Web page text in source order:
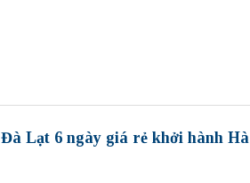
Lạt 6 ngày giá rẻ khởi hành Hà